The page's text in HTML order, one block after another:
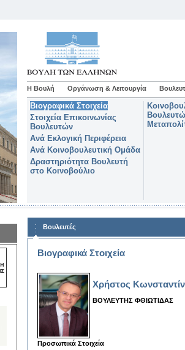
Η Βουλή Οργάνωση & Λειτουργία
Βιογραφικά Στοιχεία
Στοιχεία Επικοινωνίας
Βουλευτών
Ανά Εκλογική Περιφέρεια
Ανά Κοινοβουλευτική Ομάδα
Δραστηριότητα Βουλευτή
στο Κοινοβούλιο
Βουλευτές
Βιογραφικά Στοιχεία
Χρήστος
ΒΟΥΛΕΥΤΗΣ ΦΘΙΩΤΙΔΑΣ
Προσωπικά Στοιχεία